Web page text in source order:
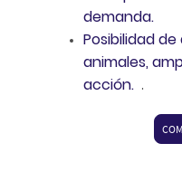
demanda.
Posibilidad
animales,
acción. .